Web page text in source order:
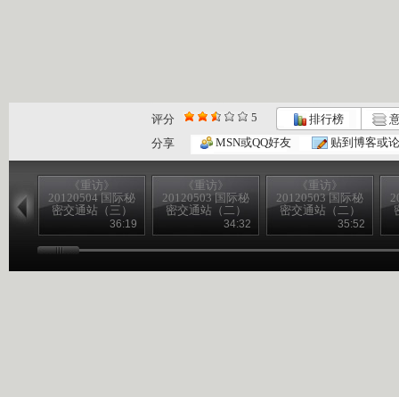
评分 5 排行榜
分享
MSN或QQ好友 贴到博客或
《重访》
20120504 国际秘
密交通站（三）
36:19
《重访》
20120503 国际秘
密交通站（二）
34:32
《重访》
20120503 国际秘
密交通站（二）
35:52